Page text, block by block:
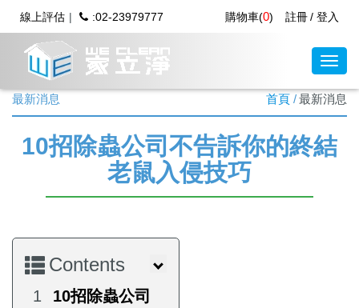
線上評估 :02-23979777 註冊 登入
購物車(0)
最新消息 首頁 最新消息
10招除蟲公司不告訴你的終結
老鼠入侵技巧
Contents
10招除蟲公司